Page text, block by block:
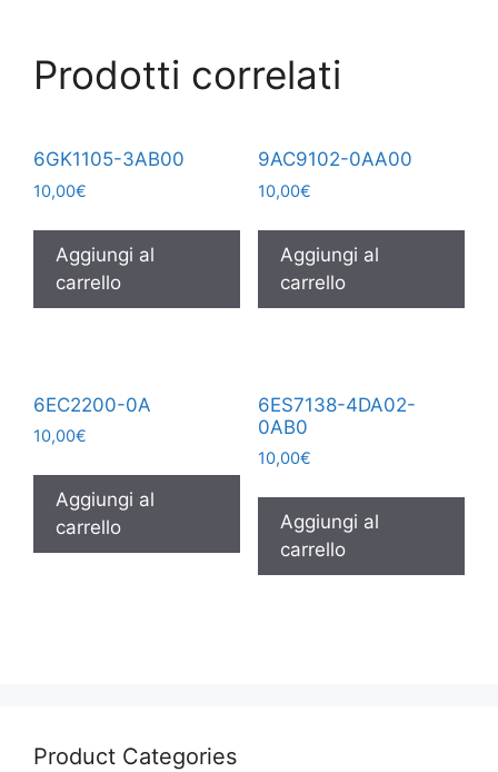
Prodotti correlati
6GK1105-3AB00
10,00€
Aggiungi al
carrello
9AC9102-0AA00
10,00€
Aggiungi al
carrello
6EC2200-0A
10,00€
Aggiungi al
carrello
6ES7138-4DA02-
0AB0
10,00€
Aggiungi al
carrello
Product Categories